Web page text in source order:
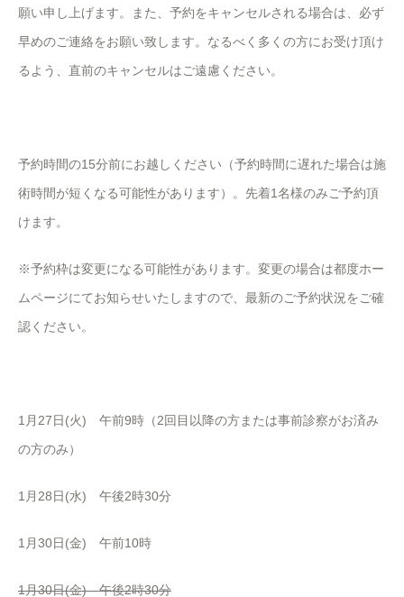
願い申し上げます。また、予約をキャンセルされる場合は、必ず
早めのご連絡をお願い致します。なるべく多くの方にお受け頂け
るよう、直前のキャンセルはご遠慮ください。
予約時間の15分前にお越しください（予約時間に遅れた場合は施
術時間が短くなる可能性があります）。先着1名様のみご予約頂
けます。
※予約枠は変更になる可能性があります。変更の場合は都度ホー
ムページにてお知らせいたしますので、最新のご予約状況をご確
認ください。
1月27日(火) 午前9時（2回目以降の方または事前診察がお済み
の方のみ）
1月28日(水) 午後2時30分
1月30日(金) 午前10時
1月30日(金) 午後2時30分